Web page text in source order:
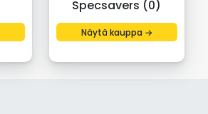
Specsavers (0)
Näytä kauppa →